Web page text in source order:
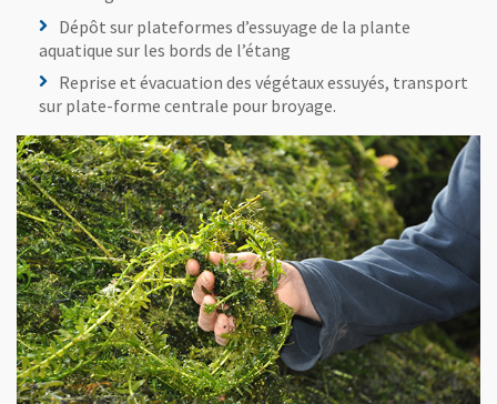
Dépôt sur plateformes d’essuyage de la plante
aquatique sur les bords de l’étang
Reprise et évacuation des végétaux essuyés, transport
sur plate-forme centrale pour broyage.